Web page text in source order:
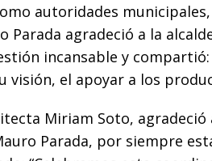
autoridades
Parada agradeció a la
incansable y
visión, el apoyar a los
Miriam Soto,
Parada, por siempre